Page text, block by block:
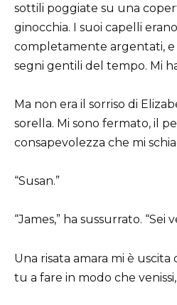
sottili poggiate su una
ginocchia. I suoi capelli
completamente argentati, e
segni gentili del tempo. Mi
Ma non era il sorriso di
sorella. Mi sono fermato, il
consapevolezza che mi
“Susan.”
“James,” ha sussurrato. “Sei
Una risata amara mi è uscita
tu a fare in modo che venissi,